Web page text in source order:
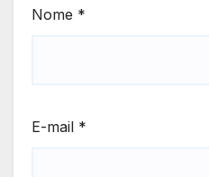
Nome *
E-mail *